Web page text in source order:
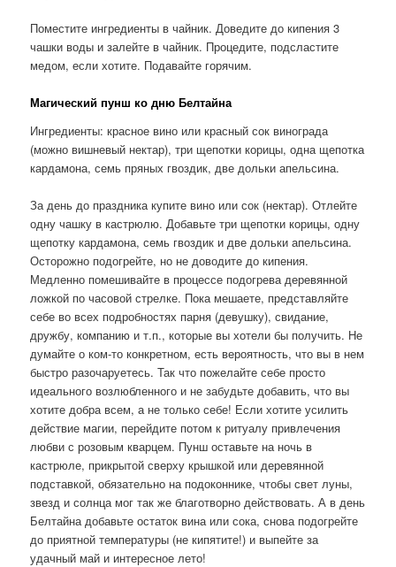
Поместите ингредиенты в чайник. Доведите до кипения 3
чашки воды и залейте в чайник. Процедите, подсластите
медом, если хотите. Подавайте горячим.
Магический пунш ко дню Белтайна
Ингредиенты: красное вино или красный сок винограда
(можно вишневый нектар), три щепотки корицы, одна щепотка
кардамона, семь пряных гвоздик, две дольки апельсина.
За день до праздника купите вино или сок (нектар). Отлейте
одну чашку в кастрюлю. Добавьте три щепотки корицы, одну
щепотку кардамона, семь гвоздик и две дольки апельсина.
Осторожно подогрейте, но не доводите до кипения.
Медленно помешивайте в процессе подогрева деревянной
ложкой по часовой стрелке. Пока мешаете, представляйте
себе во всех подробностях парня (девушку), свидание,
дружбу, компанию и т.п., которые вы хотели бы получить. Не
думайте о ком-то конкретном, есть вероятность, что вы в нем
быстро разочаруетесь. Так что пожелайте себе просто
идеального возлюбленного и не забудьте добавить, что вы
хотите добра всем, а не только себе! Если хотите усилить
действие магии, перейдите потом к ритуалу привлечения
любви с розовым кварцем. Пунш оставьте на ночь в
кастрюле, прикрытой сверху крышкой или деревянной
подставкой, обязательно на подоконнике, чтобы свет луны,
звезд и солнца мог так же благотворно действовать. А в день
Белтайна добавьте остаток вина или сока, снова подогрейте
до приятной температуры (не кипятите!) и выпейте за
удачный май и интересное лето!